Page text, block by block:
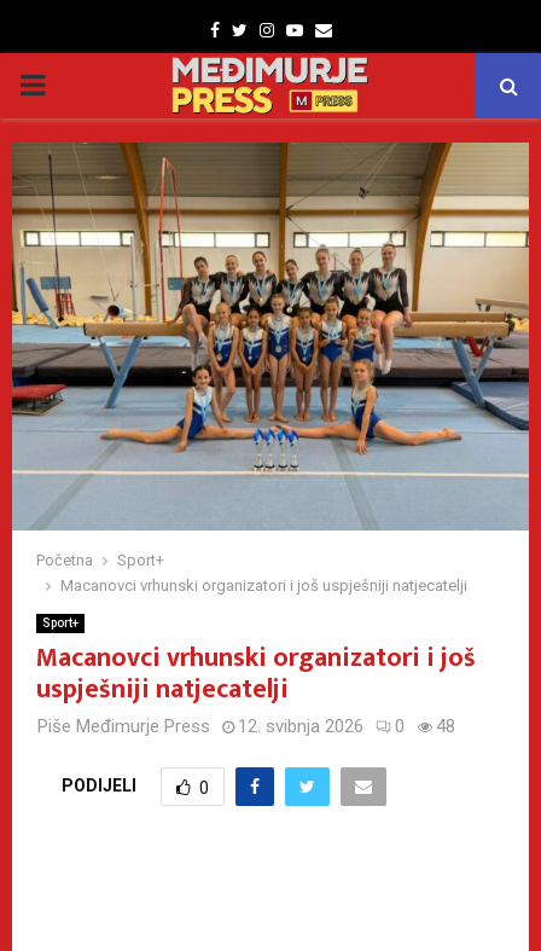
Facebook
TwitterInstagram
Youtube
Email
PRIMARY
MENU
Početna
Sport+
Macanovci vrhunski organizatori i još uspješniji natjecatelji
Sport+
Macanovci vrhunski organizatori i još
uspješniji natjecatelji
Piše Međimurje Press 12. svibnja 2026 0 48
PODIJELI 0